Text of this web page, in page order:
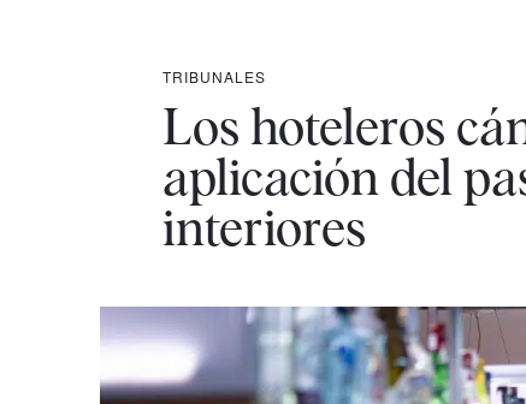
TRIBUNALES
Los hoteleros
aplicación del
interiores